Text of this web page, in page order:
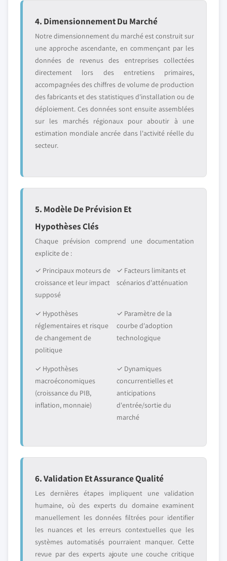
4. Dimensionnement Du Marché
Notre dimensionnement du marché est construit sur
une approche ascendante, en commençant par les
données de revenus des entreprises collectées
directement lors des entretiens primaires,
accompagnées des chiffres de volume de production
des fabricants et des statistiques d'installation ou de
déploiement. Ces données sont ensuite assemblées
sur les marchés régionaux pour aboutir à une
estimation mondiale ancrée dans l'activité réelle du
secteur.
5. Modèle De Prévision Et
Hypothèses Clés
Chaque prévision comprend une documentation
explicite de :
✓ Principaux moteurs de
croissance et leur impact
supposé
✓ Facteurs limitants et
scénarios d'atténuation
✓ Hypothèses
réglementaires et risque
de changement de
politique
✓ Paramètre de la
courbe d'adoption
technologique
✓ Hypothèses
macroéconomiques
(croissance du PIB,
inflation, monnaie)
✓ Dynamiques
concurrentielles et
anticipations
d'entrée/sortie du
marché
6. Validation Et Assurance Qualité
Les dernières étapes impliquent une validation
humaine, où des experts du domaine examinent
manuellement les données filtrées pour identifier
les nuances et les erreurs contextuelles que les
systèmes automatisés pourraient manquer. Cette
revue par des experts ajoute une couche critique